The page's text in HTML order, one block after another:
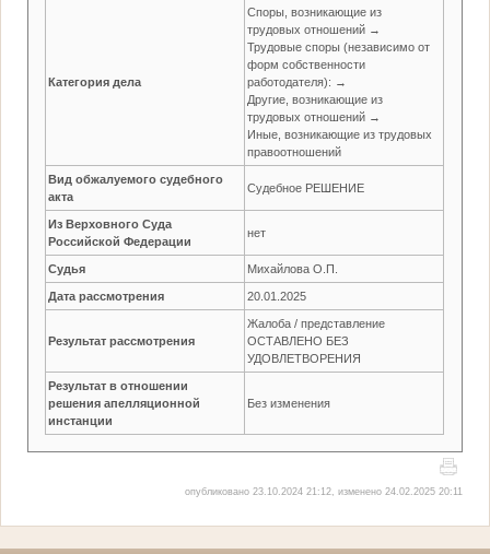
Категория дела
Споры, возникающие из
трудовых отношений →
Трудовые споры (независимо от
форм собственности
работодателя): →
Другие, возникающие из
трудовых отношений →
Иные, возникающие из трудовых
правоотношений
Вид обжалуемого судебного
акта
Судебное РЕШЕНИЕ
Из Верховного Суда
Российской Федерации
нет
Судья Михайлова О.П.
Дата рассмотрения 20.01.2025
Результат рассмотрения
Жалоба / представление
ОСТАВЛЕНО БЕЗ
УДОВЛЕТВОРЕНИЯ
Результат в отношении
решения апелляционной
инстанции
Без изменения
опубликовано 23.10.2024 21:12, изменено 24.02.2025 20:11